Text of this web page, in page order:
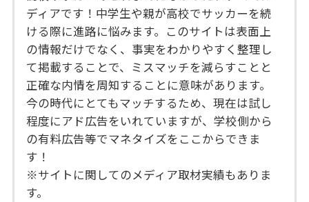
ディアです！中学生や親が高校でサッカーを続
ける際に進路に悩みます。このサイトは表面上
の情報だけでなく、事実をわかりやすく整理し
て掲載することで、ミスマッチを減らすことと
正確な内情を周知することに意味があります。
今の時代にとてもマッチするため、現在は試し
程度にアド広告をいれていますが、学校側から
の有料広告等でマネタイズをここからできま
す！
※サイトに関してのメディア取材実績もありま
す。